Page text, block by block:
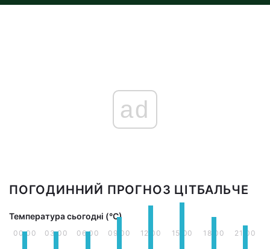
ad
ПОГОДИННИЙ ПРОГНОЗ ЦІТБАЛЬЧЕ
Температура сьогодні (°С)
00:00 03:00 06:00 09:00 12:00 15:00 18:00 21:00